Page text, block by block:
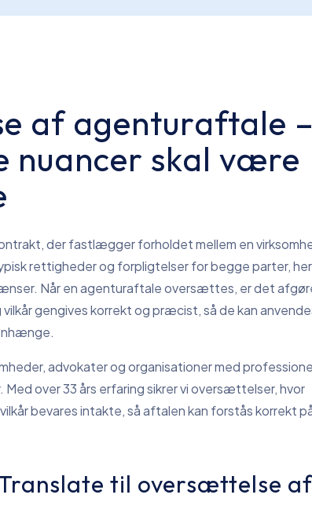
af agenturaftale –
nuancer skal være
der fastlægger forholdet mellem en
rettigheder og forpligtelser for begge parter,
Når en agenturaftale oversættes, er det
gengives korrekt og præcist, så de kan
advokater og organisationer med
over 33 års erfaring sikrer vi oversættelser, hvor
bevares intakte, så aftalen kan forstås korrekt
til oversættelse af